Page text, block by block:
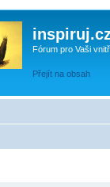
Fórum pro Vaši
Přejít na obsah